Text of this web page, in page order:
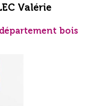
Valérie
bois